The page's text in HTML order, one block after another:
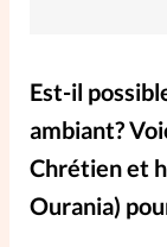
La Bible
Lifestyle
Est-il
ambiant?
Chrétien et
Ourania)